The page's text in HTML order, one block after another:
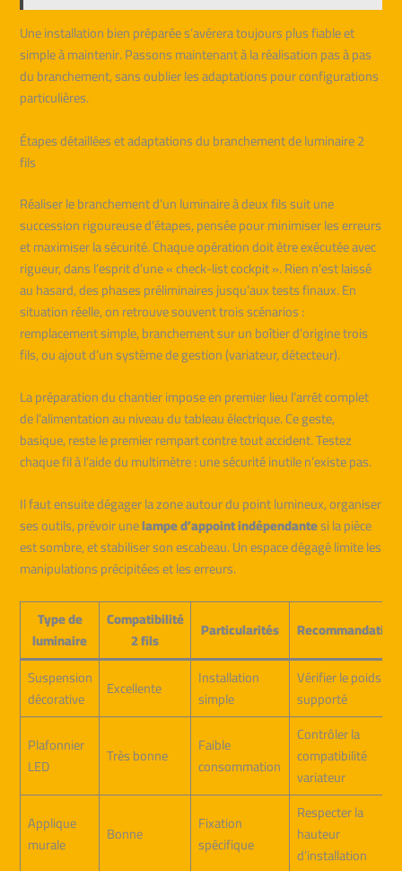
Une installation bien préparée s’avérera toujours plus fiable et
simple à maintenir. Passons maintenant à la réalisation pas à pas
du branchement, sans oublier les adaptations pour configurations
particulières.
Étapes détaillées et adaptations du branchement de luminaire 2
fils
Réaliser le branchement d’un luminaire à deux fils suit une
succession rigoureuse d’étapes, pensée pour minimiser les erreurs
et maximiser la sécurité. Chaque opération doit être exécutée avec
rigueur, dans l’esprit d’une « check-list cockpit ». Rien n’est laissé
au hasard, des phases préliminaires jusqu’aux tests finaux. En
situation réelle, on retrouve souvent trois scénarios :
remplacement simple, branchement sur un boîtier d’origine trois
fils, ou ajout d’un système de gestion (variateur, détecteur).
La préparation du chantier impose en premier lieu l’arrêt complet
de l’alimentation au niveau du tableau électrique. Ce geste,
basique, reste le premier rempart contre tout accident. Testez
chaque fil à l’aide du multimètre : une sécurité inutile n’existe pas.
Il faut ensuite dégager la zone autour du point lumineux, organiser
ses outils, prévoir unelampe d’appoint indépendantesi la pièce
est sombre, et stabiliser son escabeau. Un espace dégagé limite les
manipulations précipitées et les erreurs.
Type de
luminaire
Compatibilité
2 fils
Particularités
Suspension
décorative
Excellente
Installation
simple
Vérifier le poids
supporté
Plafonnier
LED
Très bonne
Faible
consommation
Contrôler la
compatibilité
variateur
Applique
murale
Bonne
Fixation
spécifique
Respecter la
hauteur
d’installation